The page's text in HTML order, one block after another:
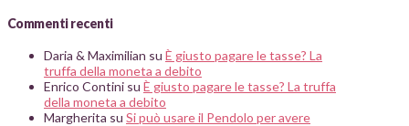
Commenti recenti
Daria & Maximilian su È giusto pagare le tasse? La
truffa della moneta a debito
Enrico Contini su È giusto pagare le tasse? La truffa
della moneta a debito
Margherita su Si può usare il Pendolo per avere